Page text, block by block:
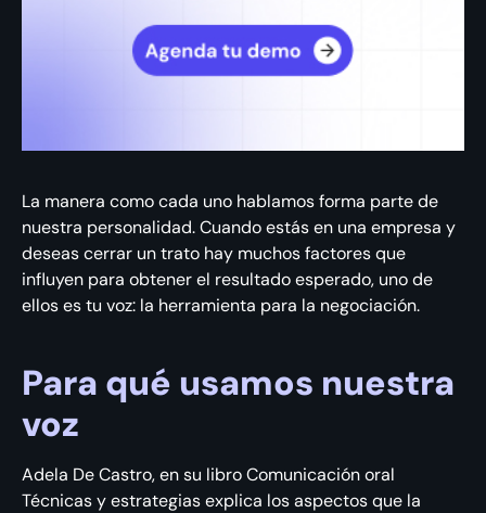
La manera como cada uno hablamos forma parte de
nuestra personalidad. Cuando estás en una empresa y
deseas cerrar un trato hay muchos factores que
influyen para obtener el resultado esperado, uno de
ellos es tu voz: la herramienta para la negociación.
Para qué usamos nuestra
voz
Adela De Castro, en su libro Comunicación oral
Técnicas y estrategias explica los aspectos que la